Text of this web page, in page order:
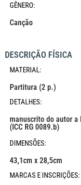
GÊNERO:
Canção
DESCRIÇÃO FÍSICA
MATERIAL:
Partitura (2 p.)
DETALHES:
manuscrito do autor a
(ICC RG 0089.b)
DIMENSÕES:
43,1cm x 28,5cm
MARCAS E INSCRIÇÕES: